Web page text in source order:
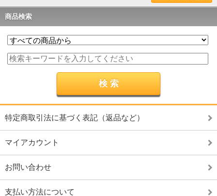
商品検索
特定商取引法に基づく表記（返品など）
マイアカウント
お問い合わせ
支払い方法について